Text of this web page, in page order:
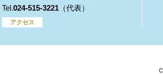
024-515-3221
アクセス